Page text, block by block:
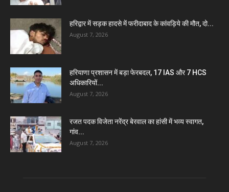
हरिद्वार में सड़क हादसे में फरीदाबाद के कांवड़िये की मौत, दो...
August 7, 2026
हरियाणा प्रशासन में बड़ा फेरबदल, 17 IAS और 7 HCS
अधिकारियों...
August 7, 2026
रजत पदक विजेता नरेंद्र बेरवाल का हांसी में भव्य स्वागत,
गांव...
August 7, 2026